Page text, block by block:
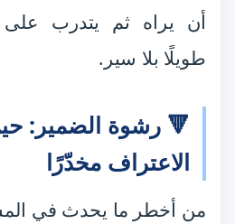
أن يراه ثم يتدرب على
طويلًا بلا سير.
🔻 رشوة الضمير:
الاعتراف مخدّرًا
من أخطر ما يحدث في